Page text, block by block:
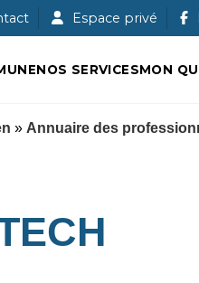
Mesnil-en-OucheEspace privé
NOS SERVICESMON
» Annuaire des